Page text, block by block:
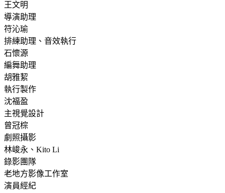
王文明
導演助理
符沁瑜
排練助理、音效執行
石懷源
編舞助理
胡雅絜
執行製作
沈福盈
主視覺設計
曾冠棕
劇照攝影
林峻永、Kito Li
錄影團隊
老地方影像工作室
演員經紀